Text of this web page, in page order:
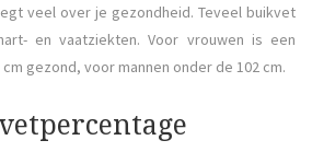
veel over je gezondheid. Teveel buikvet
en vaatziekten. Voor vrouwen is een
gezond, voor mannen onder de 102 cm.